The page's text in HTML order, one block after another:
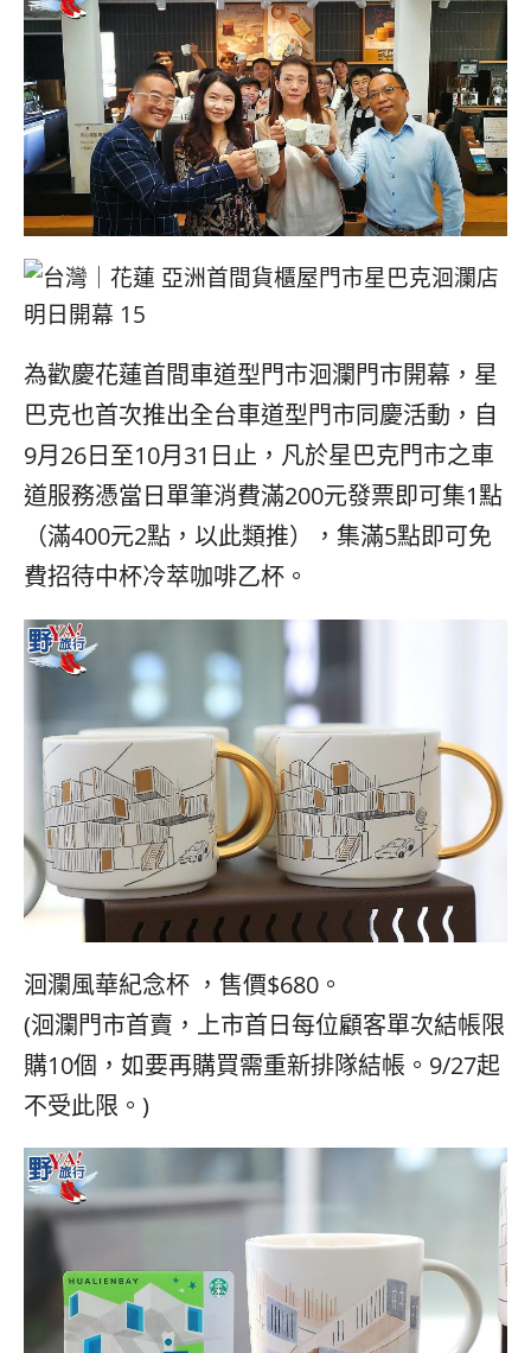
為歡慶花蓮首間車道型門市洄瀾門市開幕，星
巴克也首次推出全台車道型門市同慶活動，自
9月26日至10月31 日止，凡於星巴克門市之車
道服務憑當日單筆消費滿200元發票即可集1點
（滿400元2點，以此類推），集滿5點即可免
費招待中杯冷萃咖啡乙杯。
洄瀾風華紀念杯 ，售價$680 。
(洄瀾門市首賣，上市首日每位顧客單次結帳限
購10個，如要再購買需重新排隊結帳。 9/27起
不受此限。 )